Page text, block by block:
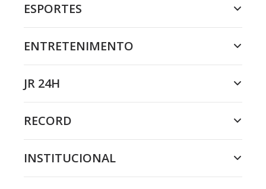
ESPORTES
ENTRETENIMENTO
JR 24H
RECORD
INSTITUCIONAL